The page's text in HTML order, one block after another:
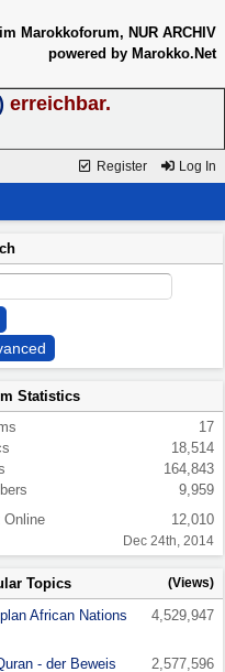
Marokkoforum, NUR ARCHIV
powered by Marokko.Net
erreichbar.
Register Log In
Statistics
17
18,514
164,843
9,959
Online
12,010
Dec 24th, 2014
Topics (Views)
4,529,947
African Nations
2,577,596
- der Beweis